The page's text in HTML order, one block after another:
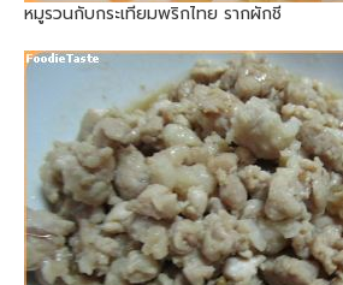
หมูรวนกับกระเทียมพริกไทย รากผักชี